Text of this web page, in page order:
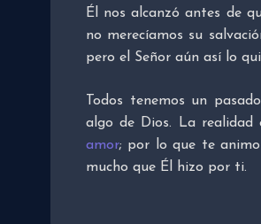
Él nos alcanzó antes de
no merecíamos su
pero el Señor aún así lo
Todos tenemos un
algo de Dios. La realidad
amor; por lo que te
mucho que Él hizo por ti.